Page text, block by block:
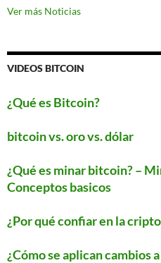
Ver más Noticias
VIDEOS BITCOIN
¿Qué es Bitcoin?
bitcoin vs. oro vs. dólar
¿Qué es minar bitcoin? –
Conceptos basicos
¿Por qué confiar en la
¿Cómo se aplican cambios